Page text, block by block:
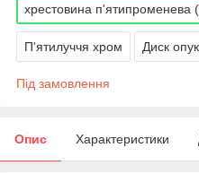
хрестовина п'ятипроменева
П'ятилуччя хром Диск
Під замовлення
Опис Характеристики